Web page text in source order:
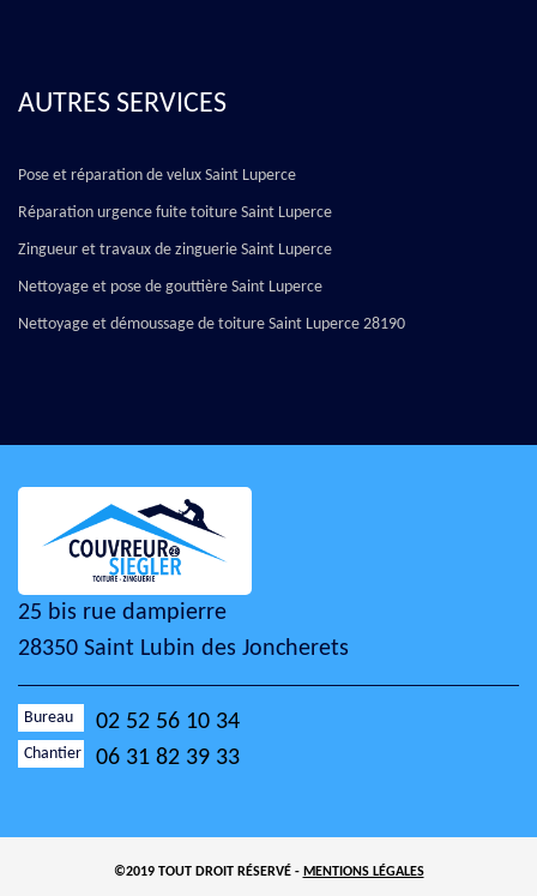
AUTRES SERVICES
Pose et réparation de velux Saint Luperce
Réparation urgence fuite toiture Saint Luperce
Zingueur et travaux de zinguerie Saint Luperce
Nettoyage et pose de gouttière Saint Luperce
Nettoyage et démoussage de toiture Saint Luperce 28190
25 bis rue dampierre
28350 Saint Lubin des Joncherets
Bureau 02 52 56 10 34
Chantier 06 31 82 39 33
©2019 TOUT DROIT RÉSERVÉ - MENTIONS LÉGALES